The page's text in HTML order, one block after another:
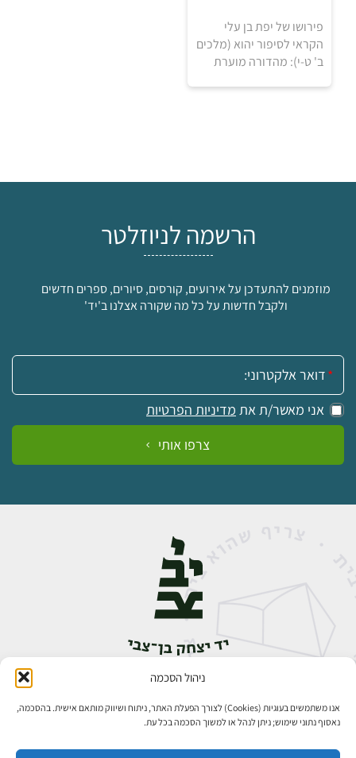
ניהול הסכמה
אנו משתמשים בעוגיות (Cookies) לצורך הפעלת האתר, ניתוח ושיווק מותאם אישית. בהסכמה,
נאסוף נתוני שימוש; ניתן לנהל או למשוך הסכמה בכל עת.
למידע ולרכישה
פירושו של יפת בן עלי
הקראי לסיפור יהוא (מלכים
ב' ט-י): מהדורה מוערת
הרשמה לניוזלטר
מוזמנים להתעדכן על אירועים, קורסים, סיורים, ספרים חדשים
ולקבל חדשות על כל מה שקורה אצלנו ב'יד'
אימייל:
אני מאשר/ת את מדיניות הפרטיות
צרפו אותי
אבן גבירול 14, רחביה, ירושלים